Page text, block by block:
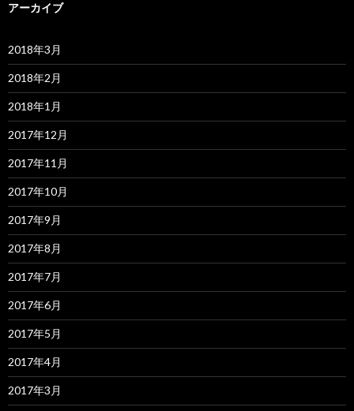
アーカイブ
2018年3月
2018年2月
2018年1月
2017年12月
2017年11月
2017年10月
2017年9月
2017年8月
2017年7月
2017年6月
2017年5月
2017年4月
2017年3月